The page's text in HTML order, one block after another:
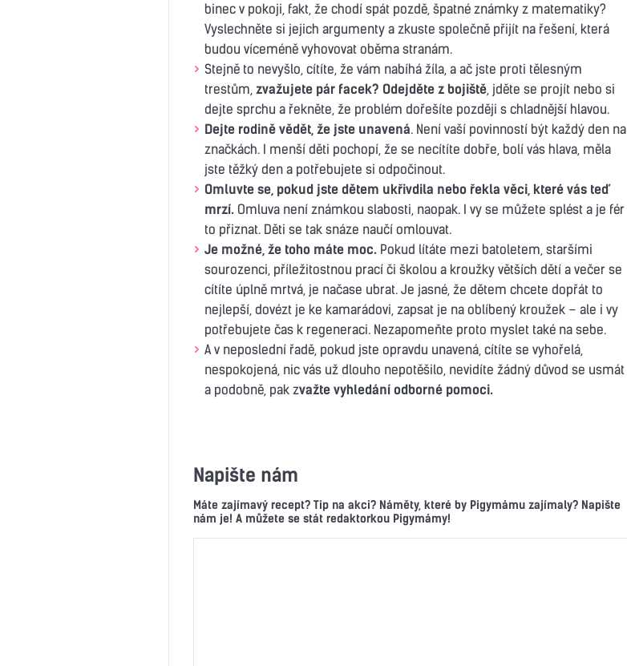
binec v pokoji, fakt, že chodí spát pozdě, špatné známky z matematiky?
Vyslechněte si jejich argumenty a zkuste společně přijít na řešení, která
budou víceméně vyhovovat oběma stranám.
Stejně to nevyšlo, cítíte, že vám nabíhá žíla, a ač jste proti tělesným
trestům, zvažujete pár facek? Odejděte z bojiště, jděte se projít nebo si
dejte sprchu a řekněte, že problém dořešíte později s chladnější hlavou.
Dejte rodině vědět, že jste unavená. Není vaší povinností být každý den na
značkách. I menší děti pochopí, že se necítíte dobře, bolí vás hlava, měla
jste těžký den a potřebujete si odpočinout.
Omluvte se, pokud jste dětem ukřivdila nebo řekla věci, které vás teď
mrzí.Omluva není známkou slabosti, naopak. I vy se můžete splést a je fér
to přiznat. Děti se tak snáze naučí omlouvat.
Je možné, že toho máte moc.Pokud lítáte mezi batoletem, staršími
sourozenci, příležitostnou prací či školou a kroužky větších dětí a večer se
cítíte úplně mrtvá, je načase ubrat. Je jasné, že dětem chcete dopřát to
nejlepší, dovézt je ke kamarádovi, zapsat je na oblíbený kroužek – ale i vy
potřebujete čas k regeneraci. Nezapomeňte proto myslet také na sebe.
A v neposlední řadě, pokud jste opravdu unavená, cítíte se vyhořelá,
nespokojená, nic vás už dlouho nepotěšilo, nevidíte žádný důvod se usmát
a podobně, pak zvažte vyhledání odborné pomoci.
Napište nám
Máte zajímavý recept? Tip na akci? Náměty, které by Pigymámu zajímaly? Napište
nám je! A můžete se stát redaktorkou Pigymámy!